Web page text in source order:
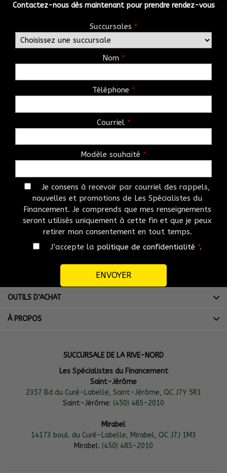
SUCCURSALE DE LA RIVE-NORD
Les Spécialistes du Financement
Saint-Jérôme
2357 Bd du Curé-Labelle, Saint-Jérôme, QC J7Y 5R1
Saint-Jérôme: (450) 485-2010
Mirabel
14173 boul. du Curé-Labelle, Mirabel, QC J7J 1M3
Mirabel: (450) 485-2010
SUCCURSALES DE LA RIVE-SUD
OUTILS D’ACHAT
À PROPOS
Contactez-nous dès maintenant pour prendre rendez-vous
Succursales *
Nom *
Téléphone *
Courriel *
Modèle souhaité *
Je consens à recevoir par courriel des rappels,
nouvelles et promotions de Les Spécialistes du
Financement. Je comprends que mes renseignements
seront utilisés uniquement à cette fin et que je peux
retirer mon consentement en tout temps.
J’accepte la politique de confidentialité *.